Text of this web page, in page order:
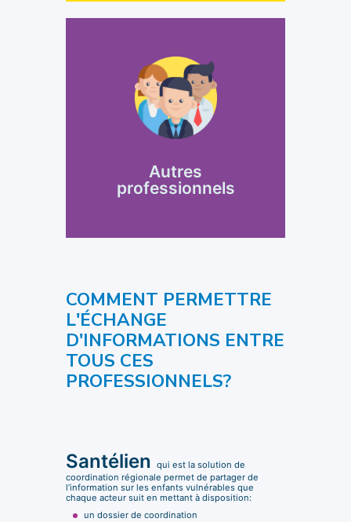
Autres
professionnels
Des pédiatres, des
médecins
spécialistes, des
qui auraient besoin de consulter
le dossier de l'enfant
Cliquer ici
COMMENT PERMETTRE
L'ÉCHANGE
D'INFORMATIONS ENTRE
TOUS CES
PROFESSIONNELS?
Santélien
qui est la solution de
coordination régionale permet de partager de
l’information sur les enfants vulnérables que
chaque acteur suit en mettant à disposition:
un dossier de coordination